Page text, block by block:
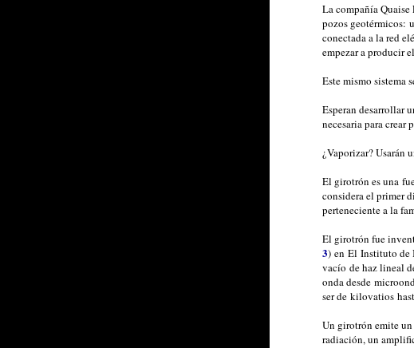
La compañía Quaise
pozos geotérmicos:
conectada a la red
empezar a producir
Este mismo sistema
Esperan desarrollar
necesaria para crear
¿Vaporizar? Usarán
El girotrón es una
considera el primer
perteneciente a la
El girotrón fue
3) en El Instituto de
vacío de haz lineal
onda desde
ser de kilovatios
Un girotrón emite un
radiación, un